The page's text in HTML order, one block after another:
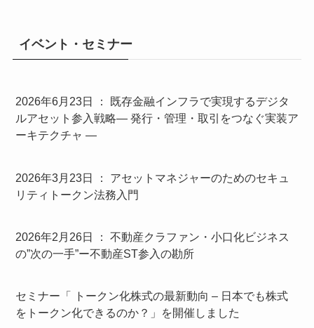
イベント・セミナー
2026年6月23日 ： 既存金融インフラで実現するデジタ
ルアセット参入戦略― 発行・管理・取引をつなぐ実装ア
ーキテクチャ ―
2026年3月23日 ： アセットマネジャーのためのセキュ
リティトークン法務入門
2026年2月26日 ： 不動産クラファン・小口化ビジネス
の”次の一手”ー不動産ST参入の勘所
セミナー「 トークン化株式の最新動向 – 日本でも株式
をトークン化できるのか？」を開催しました